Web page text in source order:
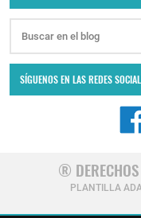
SÍGUENOS EN LAS REDES
®
PLANTILLA